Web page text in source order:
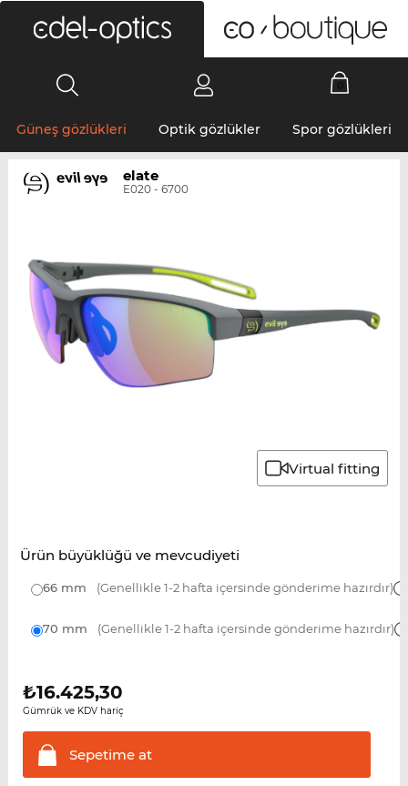
Güneş gözlükleri Optik gözlükler Spor gözlükleri
elate
E020 - 6700
Virtual fitting
Ürün büyüklüğü ve mevcudiyeti
66 mm (Genellikle 1-2 hafta içersinde gönderime hazırdır)
70 mm (Genellikle 1-2 hafta içersinde gönderime hazırdır)
₺16.425,30
Gümrük ve KDV hariç
Sepetimeat